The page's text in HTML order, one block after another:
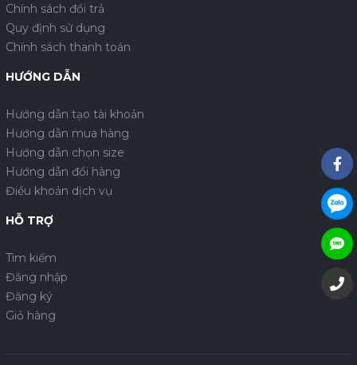
Chính sách đổi trả
Quy định sử dụng
Chính sách thanh toán
HƯỚNG DẪN
Hướng dẫn tạo tài khoản
Hướng dẫn mua hàng
Hướng dẫn chọn size
Hướng dẫn đổi hàng
Điều khoản dịch vụ
HỖ TRỢ
Tìm kiếm
Đăng nhập
Đăng ký
Giỏ hàng